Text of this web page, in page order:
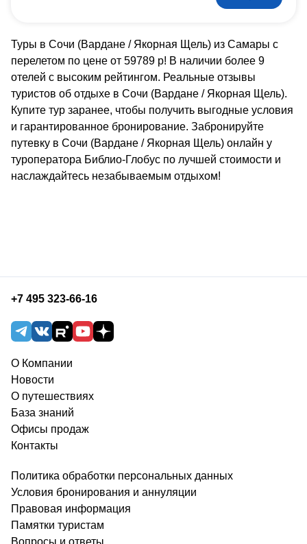
Туры в Сочи (Вардане / Якорная Щель) из Самары с
перелетом по цене от 59789 р! В наличии более 9
отелей с высоким рейтингом. Реальные отзывы
туристов об отдыхе в Сочи (Вардане / Якорная Щель).
Купите тур заранее, чтобы получить выгодные условия
и гарантированное бронирование. Забронируйте
путевку в Сочи (Вардане / Якорная Щель) онлайн у
туроператора Библио-Глобус по лучшей стоимости и
наслаждайтесь незабываемым отдыхом!
+7 495 323-66-16
О Компании
Новости
О путешествиях
База знаний
Офисы продаж
Контакты
Политика обработки персональных данных
Условия бронирования и аннуляции
Правовая информация
Памятки туристам
Вопросы и ответы